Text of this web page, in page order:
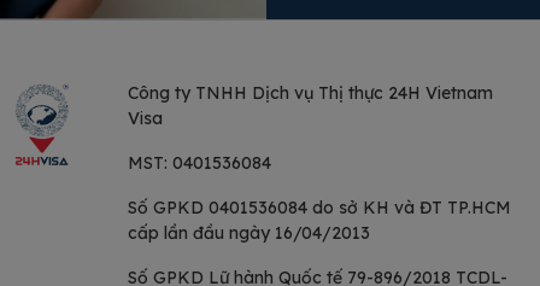
Công ty TNHH Dịch vụ Thị thực 24H Vietnam
Visa
MST: 0401536084
Số GPKD 0401536084 do sở KH và ĐT TP.HCM
cấp lần đầu ngày 16/04/2013
Số GPKD Lữ hành Quốc tế 79-896/2018 TCDL-